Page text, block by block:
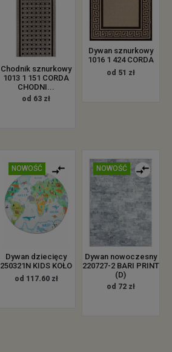
Chodnik sznurkowy
1013 1 151 CORDA
CHODNI...
od 63 zł
Dywan sznurkowy
1016 1 424 CORDA
od 51 zł
NOWOŚĆ
Dywan dziecięcy
250321N KIDS KOŁO
od 117.60 zł
NOWOŚĆ
Dywan nowoczesny
220727-2 BARI PRINT
(D)
od 72 zł